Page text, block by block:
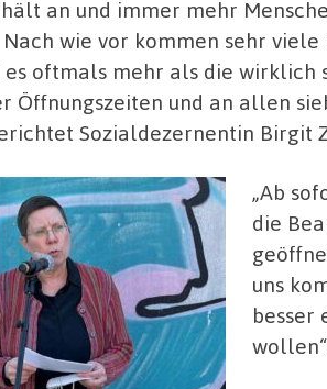
an und immer mehr
wie vor kommen sehr
es oftmals mehr als die wirklich
Öffnungszeiten und an allen
Sozialdezernentin Birgit
„Ab
die
uns
besser